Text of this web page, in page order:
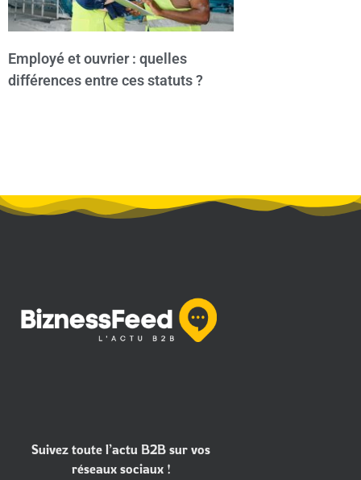
Employé et ouvrier : quelles
différences entre ces statuts ?
Suivez toute l’actu B2B sur vos
réseaux sociaux !